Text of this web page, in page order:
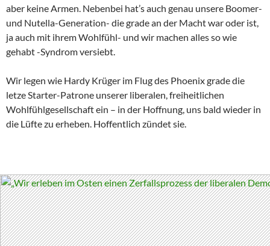
aber keine Armen. Nebenbei hat’s auch genau unsere Boomer-
und Nutella-Generation- die grade an der Macht war oder ist,
ja auch mit ihrem Wohlfühl- und wir machen alles so wie
gehabt -Syndrom versiebt.
Wir legen wie Hardy Krüger im Flug des Phoenix grade die
letze Starter-Patrone unserer liberalen, freiheitlichen
Wohlfühlgesellschaft ein – in der Hoffnung, uns bald wieder in
die Lüfte zu erheben. Hoffentlich zündet sie.